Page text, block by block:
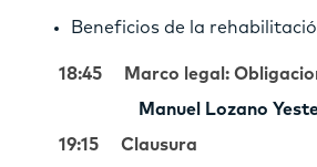
Beneficios de la
18:45 Marco legal:
Manuel Lozano
19:15 Clausura